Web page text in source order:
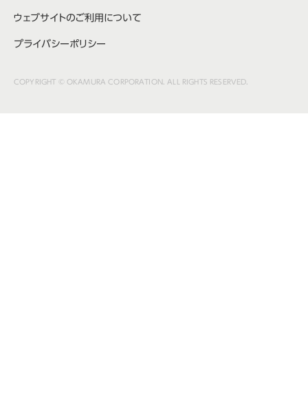
ウェブサイトのご利用について
プライバシーポリシー
COPYRIGHT © OKAMURA CORPORATION. ALL RIGHTS RESERVED.